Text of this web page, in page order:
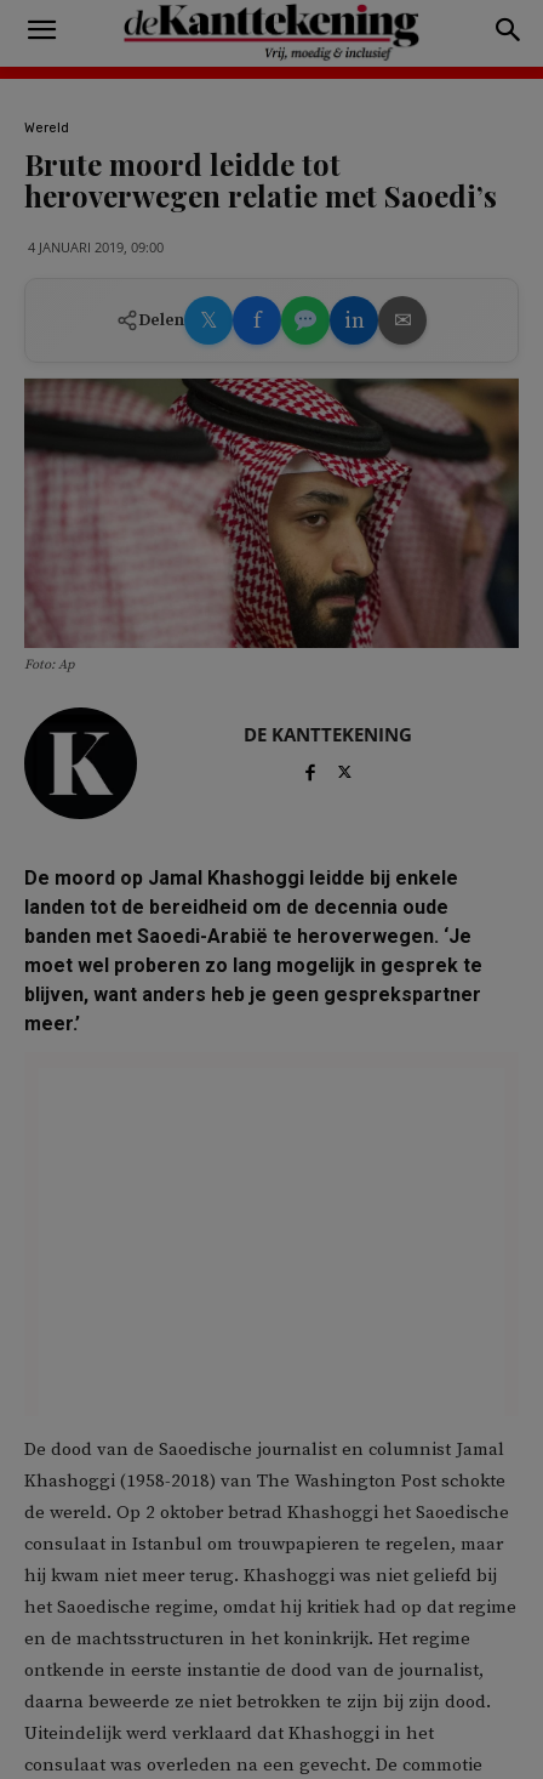
Wereld
Brute moord leidde tot
heroverwegen relatie met Saoedi’s
4 JANUARI 2019, 09:00
Delen 𝕏 f in ✉
Foto: Ap
DE KANTTEKENING
De moord op Jamal Khashoggi leidde bij enkele
landen tot de bereidheid om de decennia oude
banden met Saoedi-Arabië te heroverwegen. ‘Je
moet wel proberen zo lang mogelijk in gesprek te
blijven, want anders heb je geen gesprekspartner
meer.’
De dood van de Saoedische journalist en columnist Jamal
Khashoggi (1958-2018) van The Washington Post schokte
de wereld. Op 2 oktober betrad Khashoggi het Saoedische
consulaat in Istanbul om trouwpapieren te regelen, maar
hij kwam niet meer terug. Khashoggi was niet geliefd bij
het Saoedische regime, omdat hij kritiek had op dat regime
en de machtsstructuren in het koninkrijk. Het regime
ontkende in eerste instantie de dood van de journalist,
daarna beweerde ze niet betrokken te zijn bij zijn dood.
Uiteindelijk werd verklaard dat Khashoggi in het
consulaat was overleden na een gevecht. De commotie